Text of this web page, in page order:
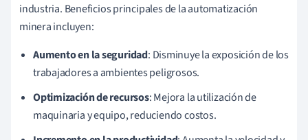
industria. Beneficios principales de la automatización
minera incluyen:
Aumento en la seguridad: Disminuye la exposición de los
trabajadores a ambientes peligrosos.
Optimización de recursos: Mejora la utilización de
maquinaria y equipo, reduciendo costos.